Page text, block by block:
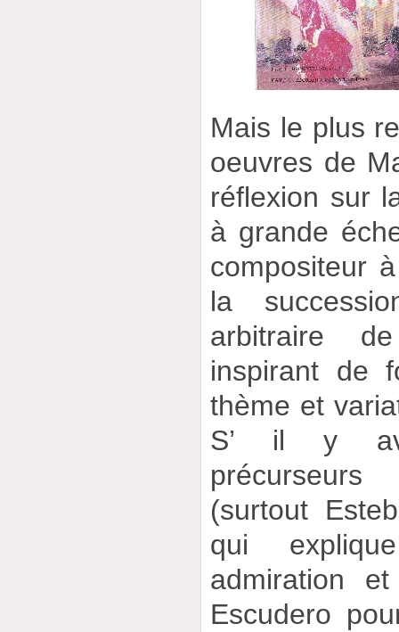
Mais le plus
oeuvres de
réflexion sur
à grande
compositeur
la
arbitraire
inspirant de
thème et
S’ il y
(surtout
qui
admiration
Escudero